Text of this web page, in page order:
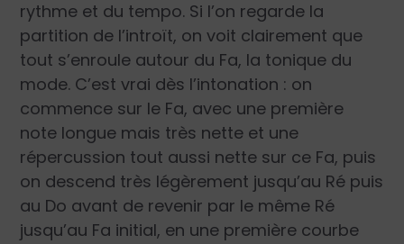
rythme et du tempo. Si l’on regarde la
partition de l’introït, on voit clairement que
tout s’enroule autour du Fa, la tonique du
mode. C’est vrai dès l’intonation : on
commence sur le Fa, avec une première
note longue mais très nette et une
répercussion tout aussi nette sur ce Fa, puis
on descend très légèrement jusqu’au Ré puis
au Do avant de revenir par le même Ré
jusqu’au Fa initial, en une première courbe